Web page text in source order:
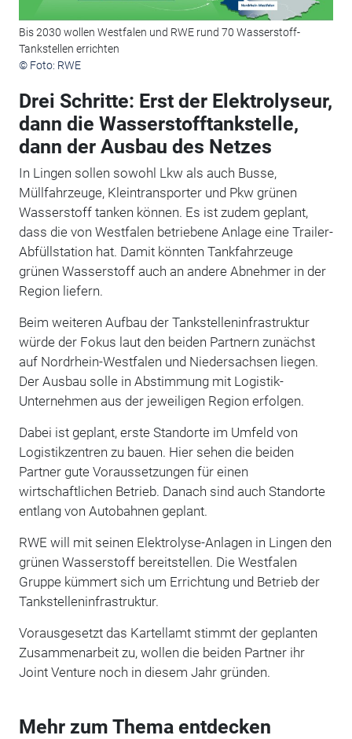
Bis 2030 wollen Westfalen und RWE rund 70 Wasserstoff-
Tankstellen errichten
© Foto: RWE
Drei Schritte: Erst der Elektrolyseur,
dann die Wasserstofftankstelle,
dann der Ausbau des Netzes
In Lingen sollen sowohl Lkw als auch Busse,
Müllfahrzeuge, Kleintransporter und Pkw grünen
Wasserstoff tanken können. Es ist zudem geplant,
dass die von Westfalen betriebene Anlage eine Trailer-
Abfüllstation hat. Damit könnten Tankfahrzeuge
grünen Wasserstoff auch an andere Abnehmer in der
Region liefern.
Beim weiteren Aufbau der Tankstelleninfrastruktur
würde der Fokus laut den beiden Partnern zunächst
auf Nordrhein-Westfalen und Niedersachsen liegen.
Der Ausbau solle in Abstimmung mit Logistik-
Unternehmen aus der jeweiligen Region erfolgen.
Dabei ist geplant, erste Standorte im Umfeld von
Logistikzentren zu bauen. Hier sehen die beiden
Partner gute Voraussetzungen für einen
wirtschaftlichen Betrieb. Danach sind auch Standorte
entlang von Autobahnen geplant.
RWE will mit seinen Elektrolyse-Anlagen in Lingen den
grünen Wasserstoff bereitstellen. Die Westfalen
Gruppe kümmert sich um Errichtung und Betrieb der
Tankstelleninfrastruktur.
Vorausgesetzt das Kartellamt stimmt der geplanten
Zusammenarbeit zu, wollen die beiden Partner ihr
Joint Venture noch in diesem Jahr gründen.
Mehr zum Thema entdecken